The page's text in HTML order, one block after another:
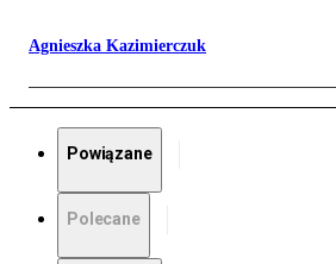
Agnieszka Kazimierczuk
Powiązane
Polecane